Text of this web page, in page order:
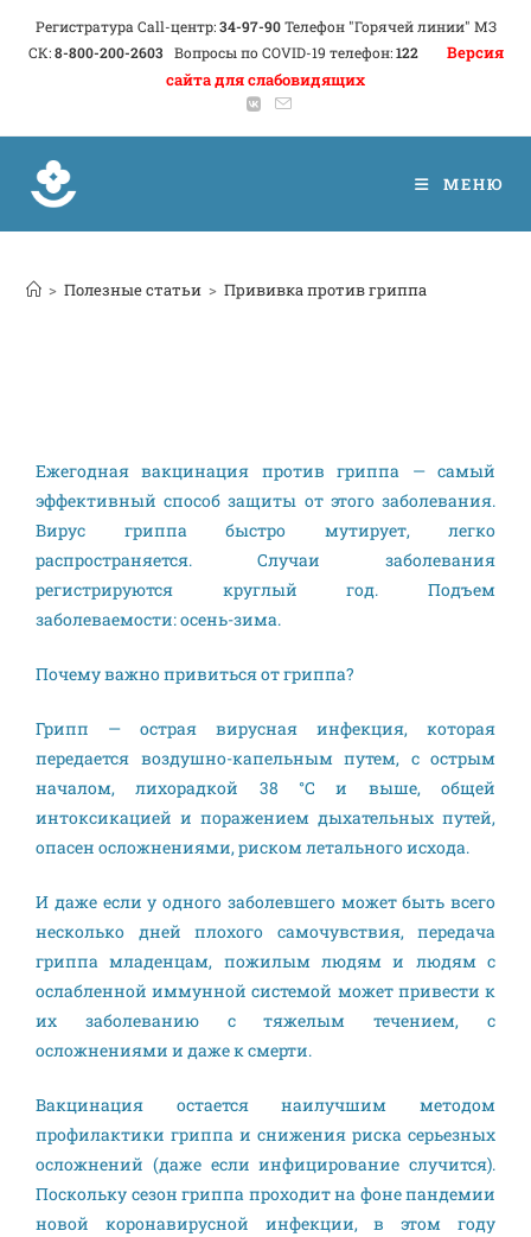
Регистратура Call-центр:34-97-90 Телефон "Горячей линии" МЗ
СК:8-800-200-2603 Вопросы по COVID-19 телефон:122
Версия
сайта для слабовидящих
МЕНЮ
> Полезные статьи > Прививка против гриппа
Ежегодная вакцинация против гриппа — самый
эффективный способ защиты от этого заболевания.
Вирус гриппа быстро мутирует, легко
распространяется. Случаи заболевания
регистрируются круглый год. Подъем
заболеваемости: осень-зима.
Почему важно привиться от гриппа?
Грипп — острая вирусная инфекция, которая
передается воздушно-капельным путем, с острым
началом, лихорадкой 38 °C и выше, общей
интоксикацией и поражением дыхательных путей,
опасен осложнениями, риском летального исхода.
И даже если у одного заболевшего может быть всего
несколько дней плохого самочувствия, передача
гриппа младенцам, пожилым людям и людям с
ослабленной иммунной системой может привести к
их заболеванию с тяжелым течением, с
осложнениями и даже к смерти.
Вакцинация остается наилучшим методом
профилактики гриппа и снижения риска серьезных
осложнений (даже если инфицирование случится).
Поскольку сезон гриппа проходит на фоне пандемии
новой коронавирусной инфекции, в этом году